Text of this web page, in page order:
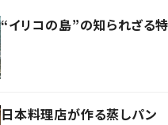
“イリコの島”の知られざる
日本料理店が作る蒸しパン